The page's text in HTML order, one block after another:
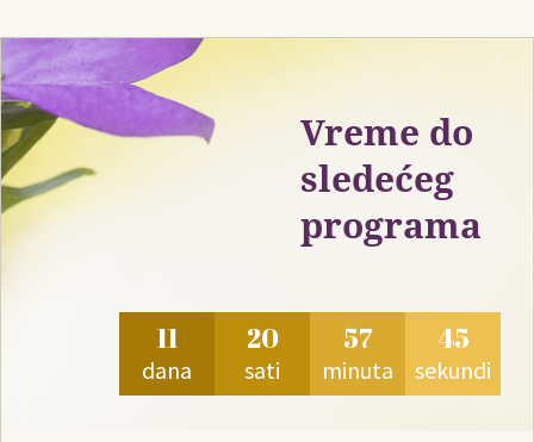
Vreme do
sledećeg
programa
11
dana
20
sati
57
minuta
44
sekundi